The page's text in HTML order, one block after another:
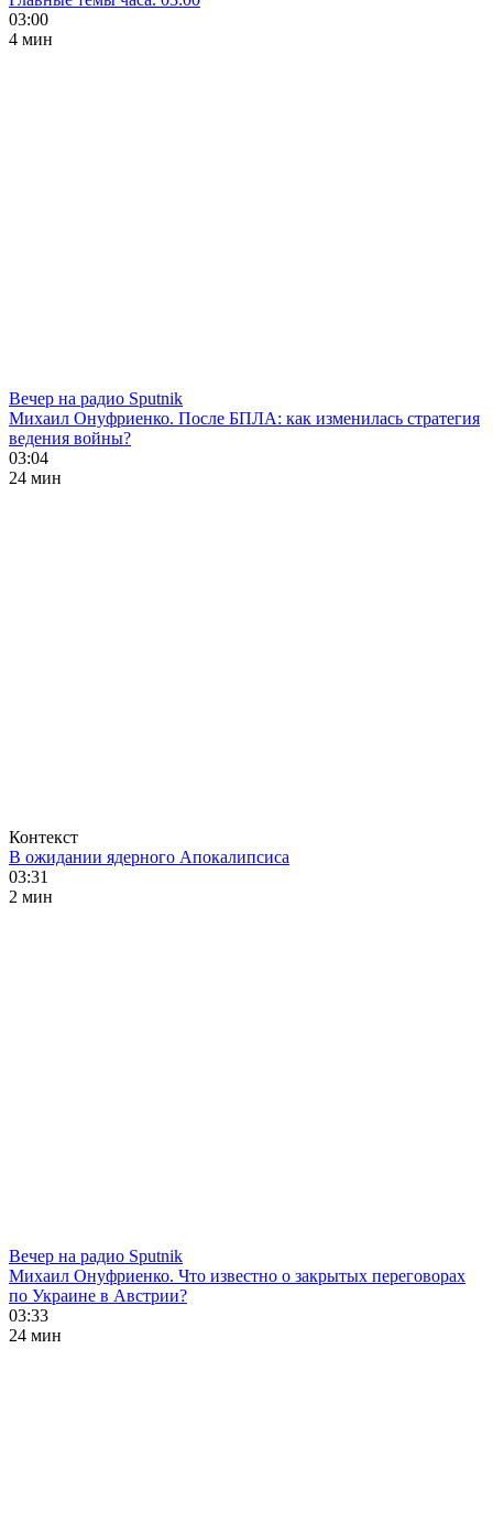
03:00
4 мин
Вечер на радио Sputnik
Михаил Онуфриенко. После БПЛА: как изменилась стратегия
ведения войны?
03:04
24 мин
Контекст
В ожидании ядерного Апокалипсиса
03:31
2 мин
Вечер на радио Sputnik
Михаил Онуфриенко. Что известно о закрытых переговорах
по Украине в Австрии?
03:33
24 мин